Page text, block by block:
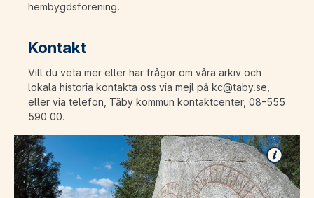
hembygdsförening.
Kontakt
Vill du veta mer eller har frågor om våra arkiv och
lokala historia kontakta oss via mejl på kc@taby.se
eller via telefon, Täby kommun kontaktcenter, 08-555
590 00.